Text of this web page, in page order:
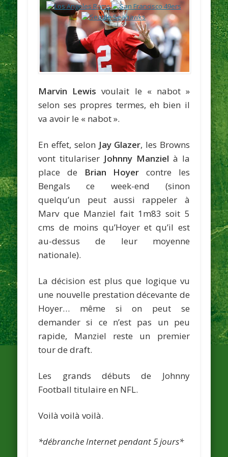
Marvin Lewis voulait le « nabot »
selon ses propres termes, eh bien il
va avoir le « nabot ».
En effet, selon Jay Glazer, les Browns
vont titulariser Johnny Manziel à la
place de
Brian Hoyer contre les
Bengals ce week-end (sinon
quelqu’un peut aussi rappeler à
Marv que Manziel fait 1m83 soit 5
cms de moins qu’Hoyer et qu’il est
au-dessus de leur moyenne
nationale).
La décision est plus que logique vu
une nouvelle prestation décevante de
Hoyer… même si on peut se
demander si ce n’est pas un peu
rapide, Manziel reste un premier
tour de draft.
Les grands débuts de Johnny
Football titulaire en NFL.
Voilà voilà voilà.
*débranche Internet pendant 5 jours*